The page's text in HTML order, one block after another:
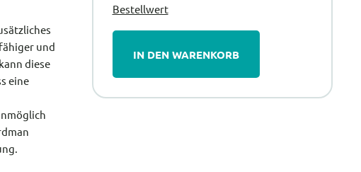
und
diese
eine
Bestellwert
IN DEN WARENKORB